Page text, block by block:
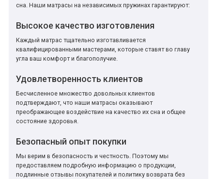
сна. Наши матрасы на независимых пружинах гарантируют:
Высокое качество изготовления
Каждый матрас тщательно изготавливается
квалифицированными мастерами, которые ставят во главу
угла ваш комфорт и благополучие.
Удовлетворенность клиентов
Бесчисленное множество довольных клиентов
подтверждают, что наши матрасы оказывают
преображающее воздействие на качество их сна и общее
состояние здоровья.
Безопасный опыт покупки
Мы верим в безопасность и честность. Поэтому мы
предоставляем подробную информацию о продукции,
подлинные отзывы покупателей и политику возврата без